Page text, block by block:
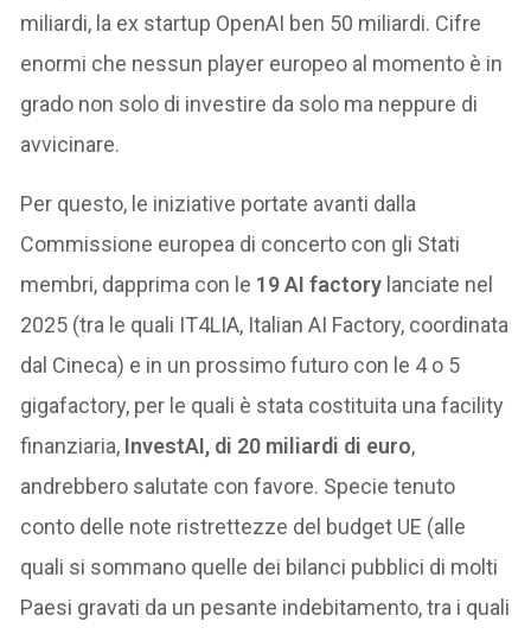
miliardi, la ex startup OpenAI ben 50 miliardi. Cifre
enormi che nessun player europeo al momento è in
grado non solo di investire da solo ma neppure di
avvicinare.
Per questo, le iniziative portate avanti dalla
Commissione europea di concerto con gli Stati
membri, dapprima con le 19 AI factory lanciate nel
2025 (tra le quali IT4LIA, Italian AI Factory, coordinata
dal Cineca) e in un prossimo futuro con le 4 o 5
gigafactory, per le quali è stata costituita una facility
finanziaria, InvestAI, di 20 miliardi di euro,
andrebbero salutate con favore. Specie tenuto
conto delle note ristrettezze del budget UE (alle
quali si sommano quelle dei bilanci pubblici di molti
Paesi gravati da un pesante indebitamento, tra i quali